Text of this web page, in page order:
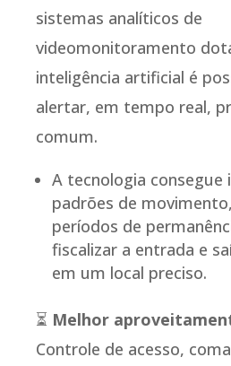
sistemas analíticos de
videomonitoramento
inteligência artificial é
alertar, em tempo real,
comum.
A tecnologia consegue
padrões de
períodos de
fiscalizar a entrada e
em um local preciso.
⏳ Melhor
Controle de acesso,